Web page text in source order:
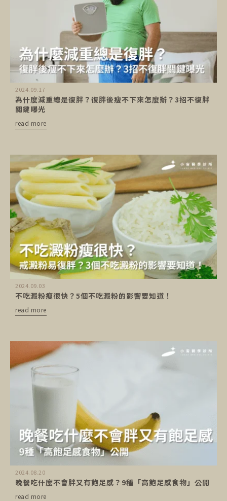
2024.09.17
為什麼減重總是復胖？復胖後瘦不下來怎麼辦？3招不復胖
關鍵曝光
read more
2024.09.03
不吃澱粉瘦很快？5個不吃澱粉的影響要知道！
read more
2024.08.20
晚餐吃什麼不會胖又有飽足感？9種「高飽足感食物」公開
read more